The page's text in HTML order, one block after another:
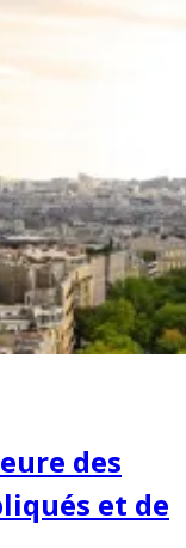
des
et de